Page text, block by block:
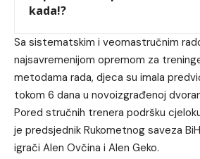
kada!?
Sa sistematskim i veomastručnim
najsavremenijom opremom za
metodama rada, djeca su imala
tokom 6 dana u novoizgrađenoj
Pored stručnih trenera podršku
je predsjednik Rukometnog saveza
igrači Alen Ovčina i Alen Geko.